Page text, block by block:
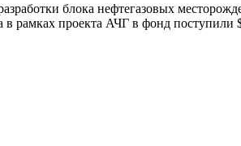
блока нефтегазовых
рамках проекта АЧГ в фонд поступили